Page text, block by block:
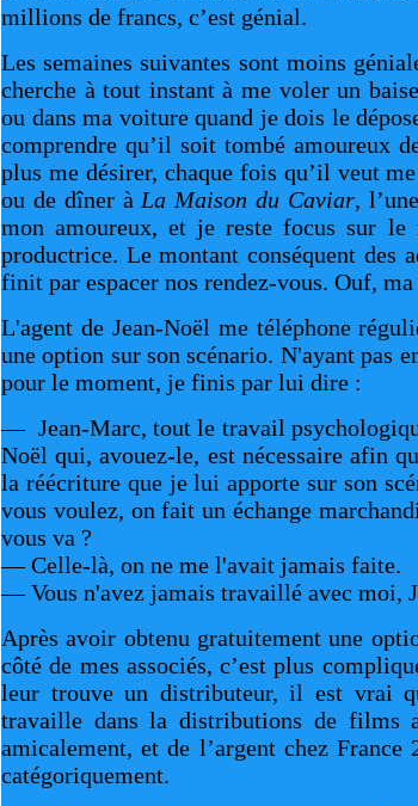
millions de francs, c’est génial.
Les semaines suivantes sont moins
cherche à tout instant à me voler un
ou dans ma voiture quand je dois le
comprendre qu’il soit tombé amoureux
plus me désirer, chaque fois qu’il veut
ou de dîner à La Maison du Caviar,
mon amoureux, et je reste focus sur
productrice. Le montant conséquent des
finit par espacer nos rendez-vous. Ouf,
L'agent de Jean-Noël me téléphone
une option sur son scénario. N'ayant pas
pour le moment, je finis par lui dire :
— Jean-Marc, tout le travail
Noël qui, avouez-le, est nécessaire afin
la réécriture que je lui apporte sur son
vous voulez, on fait un échange
vous va ?
— Celle-là, on ne me l'avait jamais faite.
— Vous n'avez jamais travaillé avec moi,
Après avoir obtenu gratuitement une
côté de mes associés, c’est plus
leur trouve un distributeur, il est vrai
travaille dans la distributions de films
amicalement, et de l’argent chez
catégoriquement.